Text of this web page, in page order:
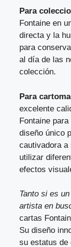
Para
Fontaine en
directa y la
para
al día de las
colección.
Para
excelente
Fontaine
diseño único
cautivadora a
utilizar
efectos
Tanto si es
artista en
cartas
Su diseño
su estatus de